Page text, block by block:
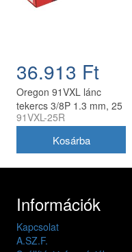
36.913 Ft
Oregon 91VXL lánc
tekercs 3/8P 1.3 mm, 25
ft, 410 szem
91VXL-25R
Információk
Kapcsolat
A.SZ.F.